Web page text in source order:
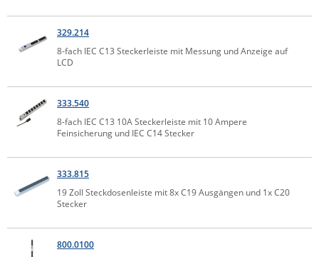
Ihse
Kerlink
Kramer Electronics
KVM TEC
Legrand
LigoWave
Moxa
Netio
PatchSee
329.214
8-fach IEC C13 Steckerleiste mit Messung und Anzeige auf
LCD
333.540
8-fach IEC C13 10A Steckerleiste mit 10 Ampere
Feinsicherung und IEC C14 Stecker
333.815
19 Zoll Steckdosenleiste mit 8x C19 Ausgängen und 1x C20
Stecker
800.0100